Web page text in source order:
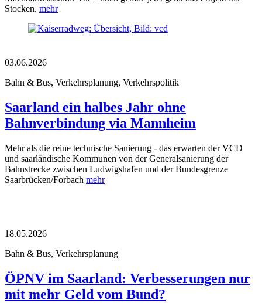
Stocken. mehr
03.06.2026
Bahn & Bus, Verkehrsplanung, Verkehrspolitik
Saarland ein halbes Jahr ohne
Bahnverbindung via Mannheim
Mehr als die reine technische Sanierung - das erwarten der VCD
und saarländische Kommunen von der Generalsanierung der
Bahnstrecke zwischen Ludwigshafen und der Bundesgrenze
Saarbrücken/Forbach mehr
18.05.2026
Bahn & Bus, Verkehrsplanung
ÖPNV im Saarland: Verbesserungen nur
mit mehr Geld vom Bund?